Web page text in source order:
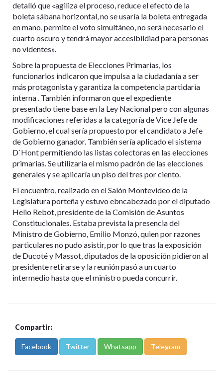
detalló que «agiliza el proceso, reduce el efecto de la
boleta sábana horizontal, no se usaría la boleta entregada
en mano, permite el voto simultáneo, no será necesario el
cuarto oscuro y tendrá mayor accesibildiad para personas
no videntes».
Sobre la propuesta de Elecciones Primarias, los
funcionarios indicaron que impulsa a la ciudadanía a ser
más protagonista y garantiza la competencia partidaria
interna . También informaron que el expediente
presentado tiene base en la Ley Nacional pero con algunas
modificaciones referidas a la categoría de Vice Jefe de
Gobierno, el cual sería propuesto por el candidato a Jefe
de Gobierno ganador. También sería aplicado el sistema
D`Hont permitiendo las listas colectoras en las elecciones
primarias. Se utilizaría el mismo padrón de las elecciones
generales y se aplicaría un piso del tres por ciento.
El encuentro, realizado en el Salón Montevideo de la
Legislatura porteña y estuvo ebncabezado por el diputado
Helio Rebot, presidente de la Comisión de Asuntos
Constitucionales. Estaba prevista la presencia del
Ministro de Gobierno, Emilio Monzó, quien por razones
particulares no pudo asistir, por lo que tras la exposición
de Ducoté y Massot, diputados de la oposición pidieron al
presidente retirarse y la reunión pasó a un cuarto
intermedio hasta que el ministro pueda concurrir.
Compartir:
Facebook Twitter Whatsapp Telegram